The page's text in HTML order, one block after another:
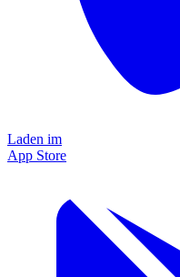
Laden im
App Store